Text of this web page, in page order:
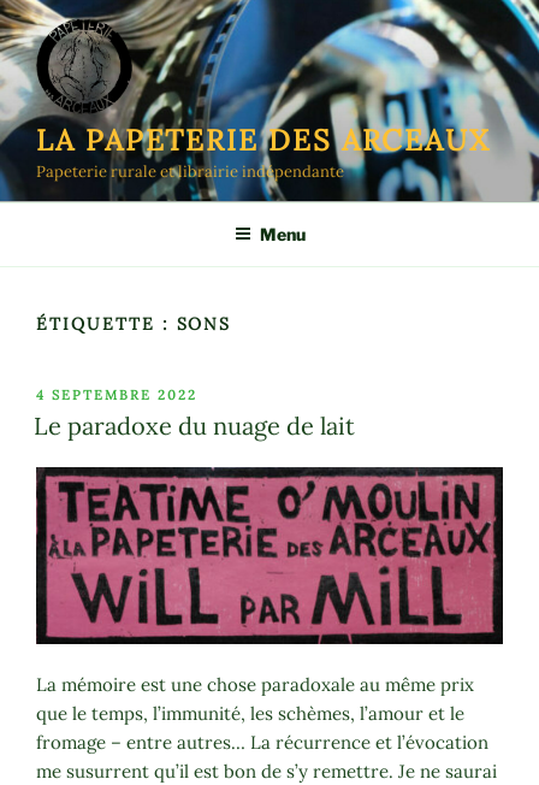
Aller
au
contenu
principal
LA PAPETERIE DES ARCEAUX
Papeterie rurale et librairie indépendante
Menu
ÉTIQUETTE : SONS
PUBLIÉ
LE
4 SEPTEMBRE 2022
Le paradoxe du nuage de lait
La mémoire est une chose paradoxale au même prix
que le temps, l’immunité, les schèmes, l’amour et le
fromage – entre autres… La récurrence et l’évocation
me susurrent qu’il est bon de s’y remettre. Je ne saurai